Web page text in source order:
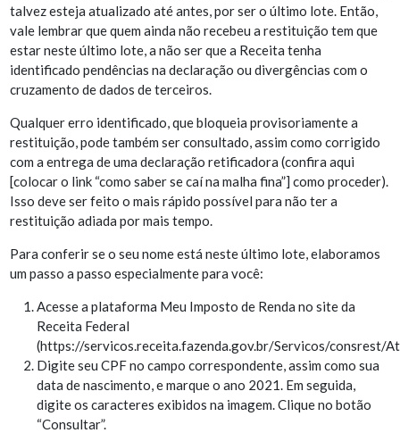
talvez esteja atualizado até antes, por ser o último lote. Então,
vale lembrar que quem ainda não recebeu a restituição tem que
estar neste último lote, a não ser que a Receita tenha
identificado pendências na declaração ou divergências com o
cruzamento de dados de terceiros.
Qualquer erro identificado, que bloqueia provisoriamente a
restituição, pode também ser consultado, assim como corrigido
com a entrega de uma declaração retificadora (confira aqui
[colocar o link “como saber se caí na malha fina”] como proceder).
Isso deve ser feito o mais rápido possível para não ter a
restituição adiada por mais tempo.
Para conferir se o seu nome está neste último lote, elaboramos
um passo a passo especialmente para você:
Acesse a plataforma Meu Imposto de Renda no site da
Receita Federal
(https://servicos.receita.fazenda.gov.br/Servicos/consrest/
Digite seu CPF no campo correspondente, assim como sua
data de nascimento, e marque o ano 2021. Em seguida,
digite os caracteres exibidos na imagem. Clique no botão
“Consultar”.